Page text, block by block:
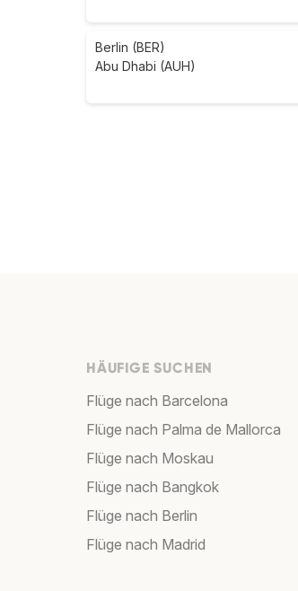
Berlin (BER)
Abu Dhabi (AUH)
HÄUFIGE SUCHEN
Flüge nach Barcelona
Flüge nach Palma de Mallorca
Flüge nach Moskau
Flüge nach Bangkok
Flüge nach Berlin
Flüge nach Madrid